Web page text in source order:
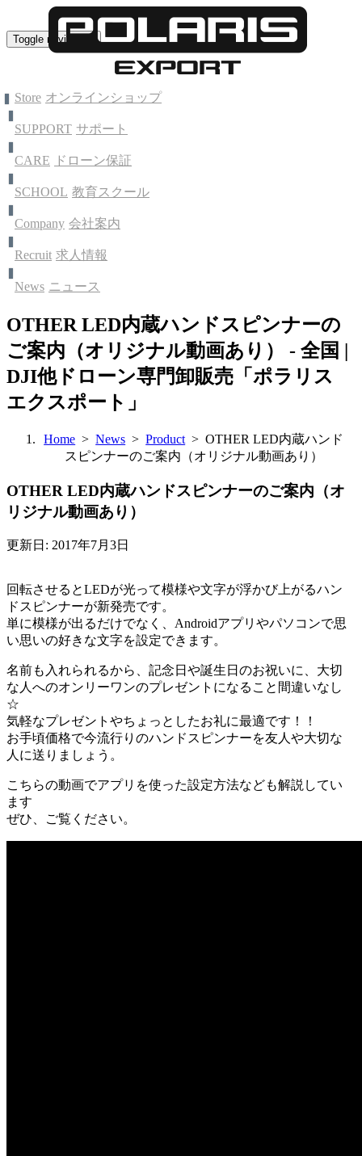
Toggle navigation
Store オンラインショップ
SUPPORT サポート
CARE ドローン保証
SCHOOL 教育スクール
Company 会社案内
Recruit 求人情報
News ニュース
OTHER LED内蔵ハンドスピンナーの
ご案内（オリジナル動画あり） - 全国 |
DJI他ドローン専門卸販売「ポラリス
エクスポート」
Home >News >Product > OTHER LED内蔵ハンド
スピンナーのご案内（オリジナル動画あり）
OTHER LED内蔵ハンドスピンナーのご案内（オ
リジナル動画あり）
更新日: 2017年7月3日
回転させるとLEDが光って模様や文字が浮かび上がるハン
ドスピンナーが新発売です。
単に模様が出るだけでなく、Androidアプリやパソコンで思
い思いの好きな文字を設定できます。
名前も入れられるから、記念日や誕生日のお祝いに、大切
な人へのオンリーワンのプレゼントになること間違いなし
☆
気軽なプレゼントやちょっとしたお礼に最適です！！
お手頃価格で今流行りのハンドスピンナーを友人や大切な
人に送りましょう。
こちらの動画でアプリを使った設定方法なども解説してい
ます
ぜひ、ご覧ください。